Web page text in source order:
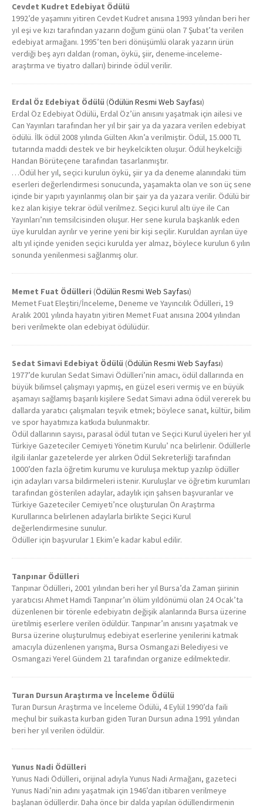
Cevdet Kudret Edebiyat Ödülü
1992’de yaşamını yitiren Cevdet Kudret anısına 1993 yılından beri her
yıl eşi ve kızı tarafından yazarın doğum günü olan 7 Şubat’ta verilen
edebiyat armağanı. 1995’ten beri dönüşümlü olarak yazarın ürün
verdiği beş ayrı daldan (roman, öykü, şiir, deneme-inceleme-
araştırma ve tiyatro dalları) birinde ödül verilir.
Erdal Öz Edebiyat Ödülü (Ödülün Resmi Web Sayfası)
Erdal Öz Edebiyat Ödülü, Erdal Öz’ün anısını yaşatmak için ailesi ve
Can Yayınları tarafından her yıl bir şair ya da yazara verilen edebiyat
ödülü. İlk ödül 2008 yılında Gülten Akın’a verilmiştir. Ödül, 15.000 TL
tutarında maddi destek ve bir heykelcikten oluşur. Ödül heykelciği
Handan Börüteçene tarafından tasarlanmıştır.
…Ödül her yıl, seçici kurulun öykü, şiir ya da deneme alanındaki tüm
eserleri değerlendirmesi sonucunda, yaşamakta olan ve son üç sene
içinde bir yapıtı yayınlanmış olan bir şair ya da yazara verilir. Ödülü bir
kez alan kişiye tekrar ödül verilmez. Seçici kurul altı üye ile Can
Yayınları’nın temsilcisinden oluşur. Her sene kurula başkanlık eden
üye kuruldan ayrılır ve yerine yeni bir kişi seçilir. Kuruldan ayrılan üye
altı yıl içinde yeniden seçici kurulda yer almaz, böylece kurulun 6 yılın
sonunda yenilenmesi sağlanmış olur.
Memet Fuat Ödülleri (Ödülün Resmi Web Sayfası)
Memet Fuat Eleştiri/İnceleme, Deneme ve Yayıncılık Ödülleri, 19
Aralık 2001 yılında hayatın yitiren Memet Fuat anısına 2004 yılından
beri verilmekte olan edebiyat ödülüdür.
Sedat Simavi Edebiyat Ödülü (Ödülün Resmi Web Sayfası)
1977’de kurulan Sedat Simavi Ödülleri’nin amacı, ödül dallarında en
büyük bilimsel çalışmayı yapmış, en güzel eseri vermiş ve en büyük
aşamayı sağlamış başarılı kişilere Sedat Simavi adına ödül vererek bu
dallarda yaratıcı çalışmaları teşvik etmek; böylece sanat, kültür, bilim
ve spor hayatımıza katkıda bulunmaktır.
Ödül dallarının sayısı, parasal ödül tutan ve Seçici Kurul üyeleri her yıl
Türkiye Gazeteciler Cemiyeti Yönetim Kurulu’ nca belirlenir. Ödüllerle
ilgili ilanlar gazetelerde yer alırken Ödül Sekreterliği tarafından
1000’den fazla öğretim kurumu ve kuruluşa mektup yazılıp ödüller
için adayları varsa bildirmeleri istenir. Kuruluşlar ve öğretim kurumları
tarafından gösterilen adaylar, adaylık için şahsen başvuranlar ve
Türkiye Gazeteciler Cemiyeti’nce oluşturulan Ön Araştırma
Kurullarınca belirlenen adaylarla birlikte Seçici Kurul
değerlendirmesine sunulur.
Ödüller için başvurular 1 Ekim’e kadar kabul edilir.
Tanpınar Ödülleri
Tanpınar Ödülleri, 2001 yılından beri her yıl Bursa’da Zaman şiirinin
yaratıcısı Ahmet Hamdi Tanpınar’ın ölüm yıldönümü olan 24 Ocak’ta
düzenlenen bir törenle edebiyatın değişik alanlarında Bursa üzerine
üretilmiş eserlere verilen ödüldür. Tanpınar’ın anısını yaşatmak ve
Bursa üzerine oluşturulmuş edebiyat eserlerine yenilerini katmak
amacıyla düzenlenen yarışma, Bursa Osmangazi Belediyesi ve
Osmangazi Yerel Gündem 21 tarafından organize edilmektedir.
Turan Dursun Araştırma ve İnceleme Ödülü
Turan Dursun Araştırma ve İnceleme Ödülü, 4 Eylül 1990’da faili
meçhul bir suikasta kurban giden Turan Dursun adına 1991 yılından
beri her yıl verilen ödüldür.
Yunus Nadi Ödülleri
Yunus Nadi Ödülleri, orijinal adıyla Yunus Nadi Armağanı, gazeteci
Yunus Nadi’nin adını yaşatmak için 1946’dan itibaren verilmeye
başlanan ödüllerdir. Daha önce bir dalda yapılan ödüllendirmenin